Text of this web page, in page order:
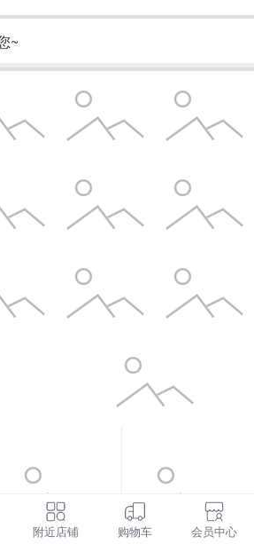
~
¥6.00 ¥3.50
附近店铺 购物车 会员中心